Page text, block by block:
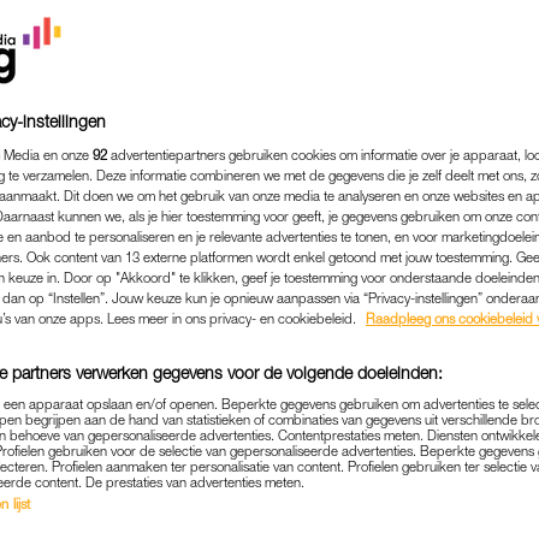
VERMEEND
IEMAND ONTSLAAN
GEWICHT'
ENTERTAINMENT| GRENSOVERSCHRIJDEND GEDRAG
03-08-2023 | JORIEKE VAN NOORLOOS
bekritiseren of ontslaan vanwege gewicht’. Dat
instellingen
en onze 92 advertentiepartners gebruiken cookies om informatie over je apparaat,
te verzamelen. Deze informatie combineren we met de gegevens die je zelf deelt met ons,
Dit doen we om het gebruik van onze media te analyseren en onze websites en
kunnen we, als je hier toestemming voor geeft, je gegevens gebruiken om onze
en aanbod te personaliseren en je relevante advertenties te tonen, en voor
Ook content van 13 externe platformen wordt enkel getoond met jouw toestemming.
keuze in. Door op "Akkoord" te klikken, geef je toestemming voor onderstaande
op “Instellen”. Jouw keuze kun je opnieuw aanpassen via “Privacy-instellingen”
van onze apps. Lees meer in ons privacy- en cookiebeleid.
Raadpleeg ons cookiebeleid
partners verwerken gegevens voor de volgende doeleinden:
apparaat opslaan en/of openen. Beperkte gegevens gebruiken om advertenties te
begrijpen aan de hand van statistieken of combinaties van gegevens uit verschillende
behoeve van gepersonaliseerde advertenties. Contentprestaties meten. Diensten
gebruiken voor de selectie van gepersonaliseerde advertenties. Beperkte
Profielen aanmaken ter personalisatie van content. Profielen gebruiken ter selectie
content. De prestaties van advertenties meten.
lijst